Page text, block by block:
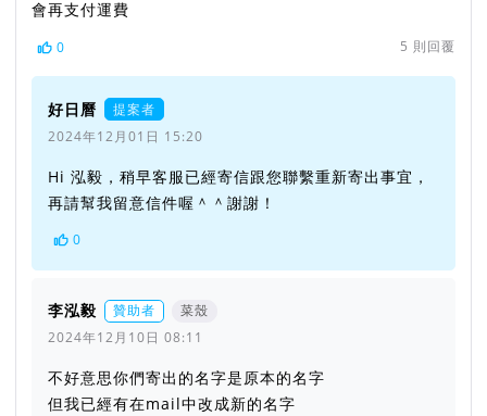
會再支付運費
0 5 則回覆
好日曆
提案者
2024年12月01日 15:20
Hi 泓毅，稍早客服已經寄信跟您聯繫重新寄出事宜，
再請幫我留意信件喔＾＾謝謝！
0
李泓毅 贊助者
菜殼
2024年12月10日 08:11
不好意思你們寄出的名字是原本的名字
但我已經有在mail中改成新的名字